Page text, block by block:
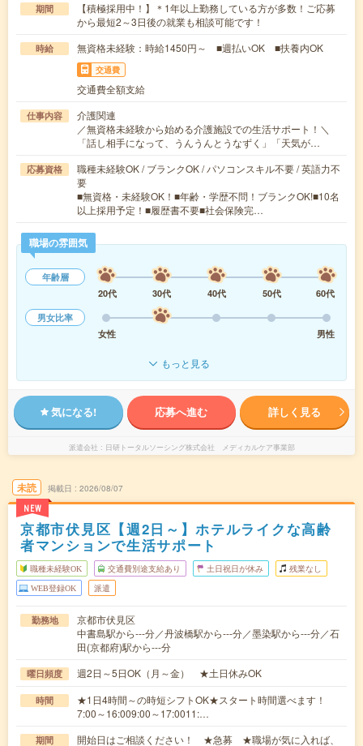
期間
【積極採用中！】＊1年以上勤務している方が多数！ご応募
から最短2～3日後の就業も相談可能です！
時給 無資格未経験：時給1450円～ ■週払いOK ■扶養内OK
交通費
交通費全額支給
仕事内容
介護関連
／無資格未経験から始める介護施設での生活サポート！＼
「話し相手になって、うんうんとうなずく」「天気が…
応募資格
職種未経験OK / ブランクOK / パソコンスキル不要 / 英語力不
要
■無資格・未経験OK！■年齢・学歴不問！ブランクOK!■10名
以上採用予定！■履歴書不要■社会保険完…
職場の雰囲気
年齢層
20代
30代 40代 50代
60代
男女比率
女性
男性
もっと見る
気になる! 応募へ進む 詳しく見る
派遣会社 日研トータルソーシング株式会社 メディカルケア事業部
未読
NEW
掲載日 2026/08/07
京都市伏見区【週2日～】ホテルライクな高齢
者マンションで生活サポート
職種未経験OK 交通費別途支給あり 土日祝日が休み 残業なし
WEB登録OK 派遣
勤務地
京都市伏見区
中書島駅から---分／丹波橋駅から---分／墨染駅から---分／石
田(京都府)駅から---分
曜日頻度 週2日～5日OK（月～金） ★土日休みOK
時間
★1日4時間～の時短シフトOK★スタート時間選べます！
7:00～16:009:00～17:0011:…
期間 開始日はご相談ください！ ★急募 ★職場が気に入れば、